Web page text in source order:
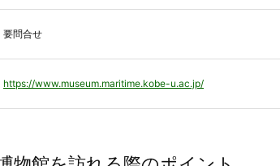
要問合せ
https://www.museum.maritime.kobe-u.ac.jp/